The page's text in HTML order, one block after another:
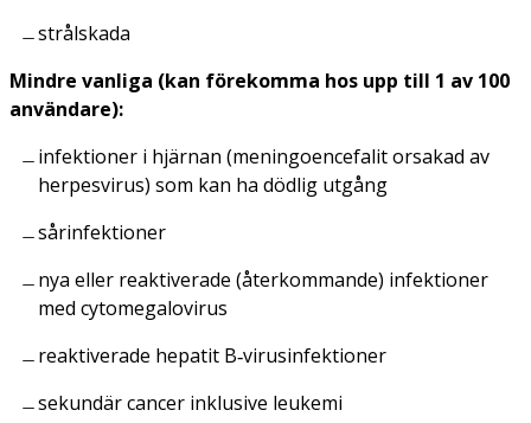
strålskada
Mindre vanliga (kan förekomma hos upp till 1 av 100
användare):
infektioner i hjärnan (meningoencefalit orsakad av
herpesvirus) som kan ha dödlig utgång
sårinfektioner
nya eller reaktiverade (återkommande) infektioner
med cytomegalovirus
reaktiverade hepatit B‑virusinfektioner
sekundär cancer inklusive leukemi